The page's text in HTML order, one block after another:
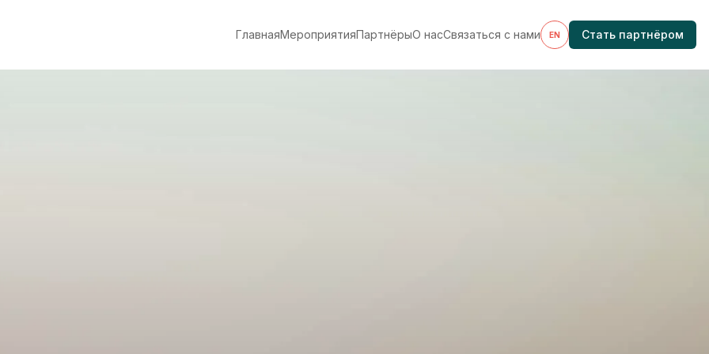
ГлавнаяМероприятияПартнёрыО насСвязаться с нами EN Стать партнёром